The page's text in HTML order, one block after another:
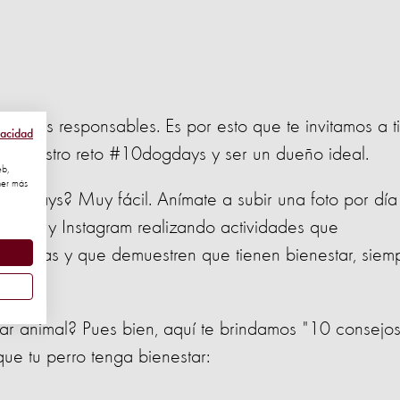
responsables. Es por esto que te invitamos a ti
nuestro reto #10dogdays y ser un dueño ideal.
Muy fácil. Anímate a subir una foto por día
y Instagram realizando actividades que
y que demuestren que tienen bienestar,
.
animal? Pues bien, aquí te brindamos "10 consejos
tu perro tenga bienestar:
más